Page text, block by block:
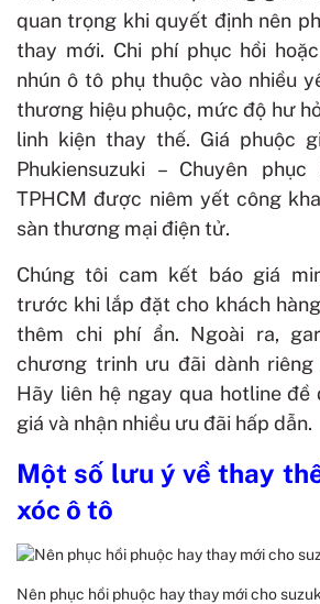
quan trọng khi quyết định nên
thay mới. Chi phí phục hồi
nhún ô tô phụ thuộc vào nhiều
thương hiệu phuộc, mức độ hư
linh kiện thay thế. Giá phuộc
Phukiensuzuki – Chuyên
TPHCM được niêm yết công
sàn thương mại điện tử.
Chúng tôi cam kết báo giá
trước khi lắp đặt cho khách
thêm chi phí ẩn. Ngoài ra,
chương trinh ưu đãi dành riêng
Hãy liên hệ ngay qua hotline
giá và nhận nhiều ưu đãi hấp dẫn.
Một số lưu ý về thay
xóc ô tô
Nên phục hồi phuộc hay thay mới cho